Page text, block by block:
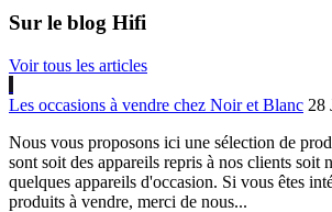
Sur le blog Hifi
Voir tous les articles
Les occasions à vendre chez Noir et Blanc 28
Nous vous proposons ici une sélection de
sont soit des appareils repris à nos clients soit
quelques appareils d'occasion. Si vous êtes
produits à vendre, merci de nous...